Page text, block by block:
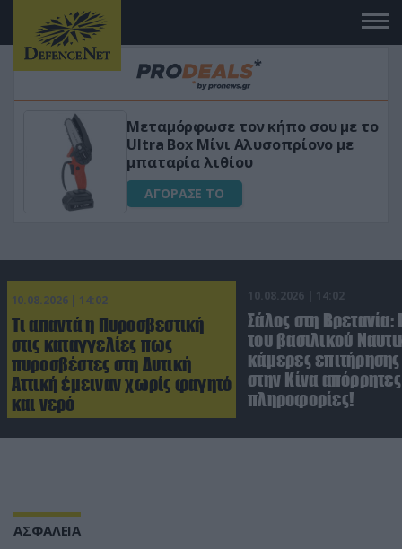
«Μαγική» φόρμουλα τριβόλι + VIP
για αύξηση της λίμπιντο
ΑΓΟΡΑΣΕ ΤΟ
10.08.2026 | 14:02
Τι απαντά η Πυροσβεστική
στις καταγγελίες πως
πυροσβέστες στη Δυτική
Αττική έμειναν χωρίς φαγητό
και νερό
10.08.2026 | 14:02
Σάλος στη Βρετανία:
του βασιλικού
κάμερες
στην Κίνα απόρρητες
πληροφορίες!
ΑΣΦΑΛΕΙΑ